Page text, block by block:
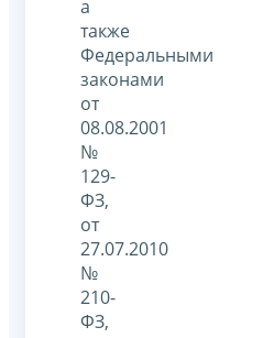
а
также
Федеральными
законами
от
08.08.2001
№
129-
ФЗ,
от
27.07.2010
№
210-
ФЗ,